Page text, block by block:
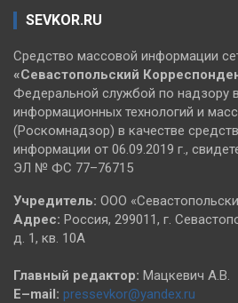
SEVKOR.RU
Средство массовой информации
«Севастопольский
Федеральной службой по надзору
информационных технологий и
(Роскомнадзор) в качестве
информации от 06.09.2019 г.,
ЭЛ № ФС 77–76715
Учредитель: ООО
Адрес: Россия, 299011, г.
д. 1, кв. 10А
Главный редактор: Мацкевич А.В.
E–mail: pressevkor@yandex.ru